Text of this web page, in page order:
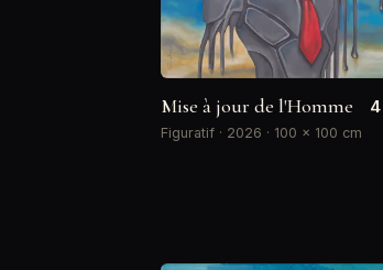
Mise à jour de l'Homme
Figuratif · 2026 · 100 × 100 cm